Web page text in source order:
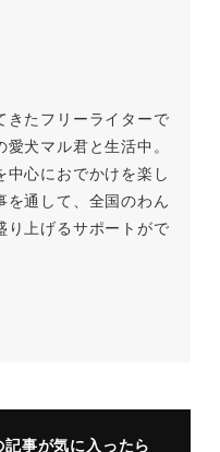
きたフリーライターで
犬マル君と生活中。
心におでかけを楽し
を通して、全国のわん
り上げるサポートがで
記事が気に入ったら